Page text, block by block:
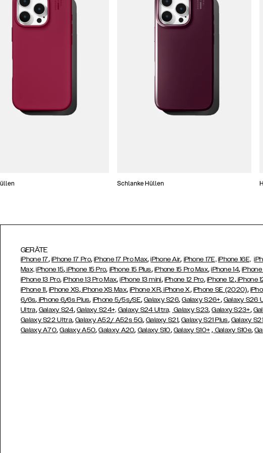
Schlanke Hüllen
GERÄTE
iPhone 17, iPhone 17 Pro,iPhone 17 Pro Max,iPhone Air, iPhone 17E, iPhone 16E,
Max, iPhone 15, iPhone 15 Pro, iPhone 15 Plus, iPhone 15 Pro Max,iPhone 14,iPhone
iPhone 13 Pro,iPhone 13 Pro Max,iPhone 13 mini, iPhone 12 Pro, iPhone 12,iPhone
iPhone 11, iPhone XS,iPhone XS Max,iPhone XR,iPhone X, iPhone SE (2020),
6/6s, iPhone 6/6s Plus, iPhone 5/5s/SE,Galaxy S26,Galaxy S26+, Galaxy S26
Ultra, Galaxy S24, Galaxy S24+, Galaxy S24 Ultra, Galaxy S23,Galaxy S23+,
Galaxy S22 Ultra,Galaxy A52/ A52s 5G, Galaxy S21,Galaxy S21 Plus, Galaxy
Galaxy A70,Galaxy A50,Galaxy A20, Galaxy S10, Galaxy S10+ , Galaxy S10e,